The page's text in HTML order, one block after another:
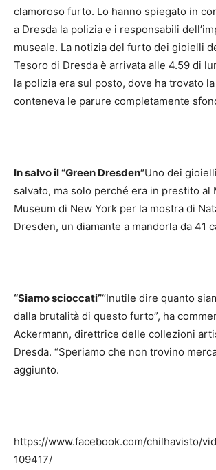
clamoroso furto. Lo hanno spiegato in
a Dresda la polizia e i responsabili
museale. La notizia del furto dei gioielli
Tesoro di Dresda è arrivata alle 4.59 di
la polizia era sul posto, dove ha trovato
conteneva le parure completamente
In salvo il “Green Dresden”Uno dei
salvato, ma solo perché era in prestito al
Museum di New York per la mostra di
Dresden, un diamante a mandorla da 41
“Siamo scioccati”“Inutile dire quanto
dalla brutalità di questo furto”, ha
Ackermann, direttrice delle collezioni
Dresda. “Speriamo che non trovino
aggiunto.
https://www.facebook.com/chilhavisto/
109417/